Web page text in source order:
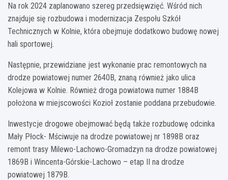
Na rok 2024 zaplanowano szereg przedsięwzięć. Wśród nich
znajduje się rozbudowa i modernizacja Zespołu Szkół
Technicznych w Kolnie, która obejmuje dodatkowo budowę nowej
hali sportowej.
Następnie, przewidziane jest wykonanie prac remontowych na
drodze powiatowej numer 2640B, znaną również jako ulica
Kolejowa w Kolnie. Również droga powiatowa numer 1884B
położona w miejscowości Kozioł zostanie poddana przebudowie.
Inwestycje drogowe obejmować będą także rozbudowę odcinka
Mały Płock- Mściwuje na drodze powiatowej nr 1898B oraz
remont trasy Milewo-Lachowo-Gromadzyn na drodze powiatowej
1869B i Wincenta-Górskie-Lachowo – etap II na drodze
powiatowej 1879B.